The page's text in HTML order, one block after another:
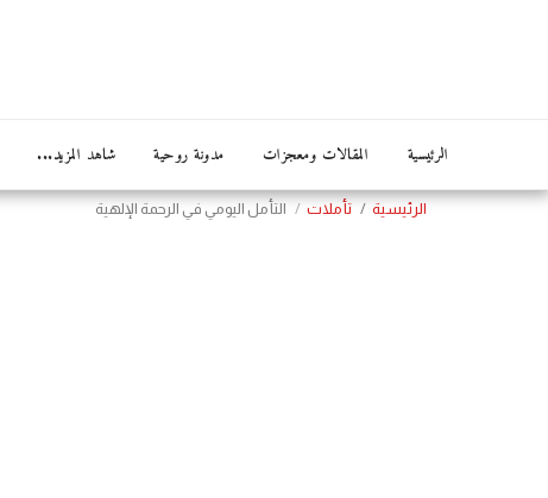
الرئيسية المقالات ومعجزات مدونة روحية شاهد المزيد...
الرئيسية تأملات التأمل اليومي في الرحمة الإلهية